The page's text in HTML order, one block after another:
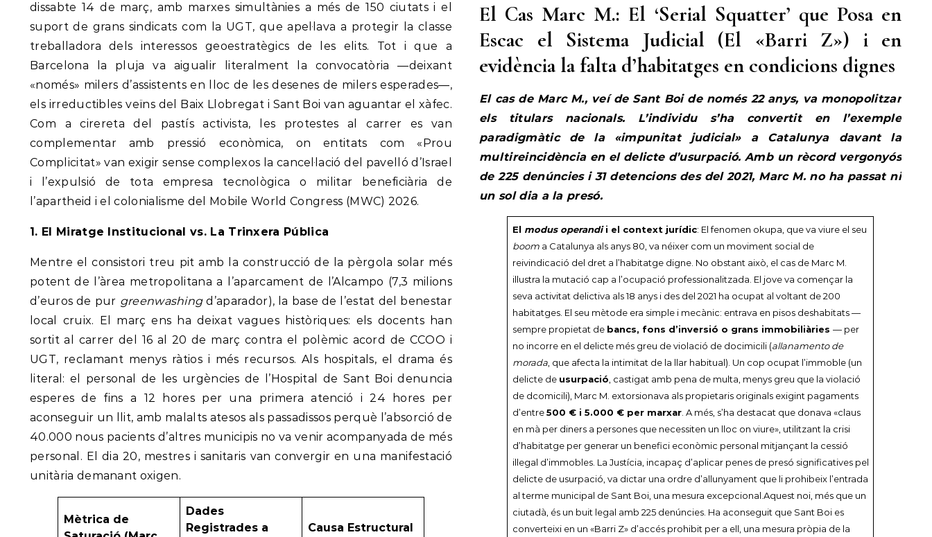
dissabte 14 de març, amb marxes simultànies a més de 150 ciutats i el
suport de grans sindicats com la UGT, que apel·lava a protegir la classe
treballadora dels interessos geoestratègics de les elits. Tot i que a
Barcelona la pluja va aigualir literalment la convocatòria —deixant
«només» milers d’assistents en lloc de les desenes de milers esperades—,
els irreductibles veïns del Baix Llobregat i Sant Boi van aguantar el xàfec.
Com a cirereta del pastís activista, les protestes al carrer es van
complementar amb pressió econòmica, on entitats com «Prou
Complicitat» van exigir sense complexos la cancel·lació del pavelló d’Israel
i l’expulsió de tota empresa tecnològica o militar beneficiària de
l’apartheid i el colonialisme del Mobile World Congress (MWC) 2026.
1. El Miratge Institucional vs. La Trinxera Pública
Mentre el consistori treu pit amb la construcció de la pèrgola solar més
potent de l’àrea metropolitana a l’aparcament de l’Alcampo (7,3 milions
d’euros de pur greenwashingd’aparador), la base de l’estat del benestar
local cruix. El març ens ha deixat vagues històriques: els docents han
sortit al carrer del 16 al 20 de març contra el polèmic acord de CCOO i
UGT, reclamant menys ràtios i més recursos. Als hospitals, el drama és
literal: el personal de les urgències de l’Hospital de Sant Boi denuncia
esperes de fins a 12 hores per una primera atenció i 24 hores per
aconseguir un llit, amb malalts atesos als passadissos perquè l’absorció de
40.000 nous pacients d’altres municipis no va venir acompanyada de més
personal. El dia 20, mestres i sanitaris van convergir en una manifestació
unitària demanant oxigen.
Mètrica de
Dades
Registrades a
Causa Estructural
El Cas Marc M.: El ‘Serial Squatter’ que Posa en
Escac el Sistema Judicial (El «Barri Z») i en
evidència la falta d’habitatges en condicions dignes
El cas de Marc M., veí de Sant Boi de només 22 anys, va monopolitzar
els titulars nacionals. L’individu s’ha convertit en l’exemple
paradigmàtic de la «impunitat judicial» a Catalunya davant la
multireincidència en el delicte d’usurpació. Amb un rècord vergonyós
de 225 denúncies i 31 detencions des del 2021, Marc M. no ha passat ni
un sol dia a la presó.
El modus operandii el context jurídic: El fenomen okupa, que va viure el seu
booma Catalunya als anys 80, va néixer com un moviment social de
reivindicació del dret a l’habitatge digne. No obstant això, el cas de Marc M.
il·lustra la mutació cap a l’ocupació professionalitzada. El jove va començar la
seva activitat delictiva als 18 anys i des del 2021 ha ocupat al voltant de 200
habitatges. El seu mètode era simple i mecànic: entrava en pisos deshabitats —
sempre propietat de bancs, fons d’inversió o grans immobiliàries — per
no incorre en el delicte més greu de violació de docimicili (allanamento de
morada, que afecta la intimitat de la llar habitual). Un cop ocupat l’immoble (un
delicte de usurpació, castigat amb pena de multa, menys greu que la violació
de dcomicili), Marc M. extorsionava als propietaris originals exigint pagaments
d’entre500 € i 5.000 € per marxar. A més, s’ha destacat que donava «claus
en mà per diners a persones que necessiten un lloc on viure», utilitzant la crisi
d’habitatge per generar un benefici econòmic personal mitjançant la cessió
il·legal d’immobles. La Justícia, incapaç d’aplicar penes de presó significatives pel
delicte de usurpació, va dictar una ordre d’allunyament que li prohibeix l’entrada
al terme municipal de Sant Boi, una mesura excepcional.Aquest noi, més que un
ciutadà, és un buit legal amb 225 denúncies. Ha aconseguit que Sant Boi es
converteixi en un «Barri Z» d’accés prohibit per a ell, una mesura pròpia de la